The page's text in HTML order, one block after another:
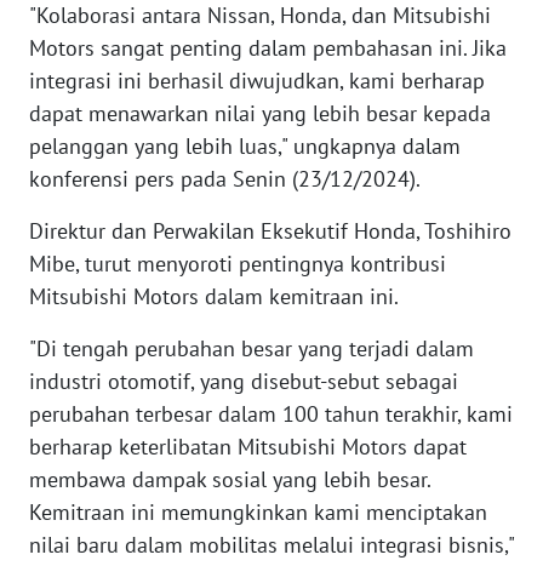
"Kolaborasi antara Nissan, Honda, dan Mitsubishi
Motors sangat penting dalam pembahasan ini. Jika
integrasi ini berhasil diwujudkan, kami berharap
dapat menawarkan nilai yang lebih besar kepada
pelanggan yang lebih luas," ungkapnya dalam
konferensi pers pada Senin (23/12/2024).
Direktur dan Perwakilan Eksekutif Honda, Toshihiro
Mibe, turut menyoroti pentingnya kontribusi
Mitsubishi Motors dalam kemitraan ini.
"Di tengah perubahan besar yang terjadi dalam
industri otomotif, yang disebut-sebut sebagai
perubahan terbesar dalam 100 tahun terakhir, kami
berharap keterlibatan Mitsubishi Motors dapat
membawa dampak sosial yang lebih besar.
Kemitraan ini memungkinkan kami menciptakan
nilai baru dalam mobilitas melalui integrasi bisnis,"
WN
BANTEN
WN
NTT
WN
WN
PAPUA
WN
PAPUA
BARAT
WN
RIAU